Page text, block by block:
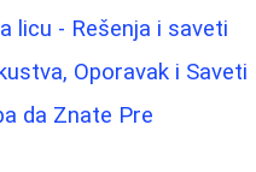
licu - Rešenja i saveti
Oporavak i Saveti
da Znate Pre